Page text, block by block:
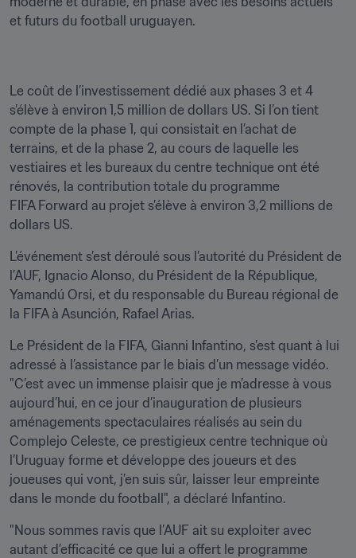
et futurs du football uruguayen.
Le coût de l’investissement dédié aux phases 3 et 4
s’élève à environ 1,5 million de dollars US. Si l’on tient
compte de la phase 1, qui consistait en l’achat de
terrains, et de la phase 2, au cours de laquelle les
vestiaires et les bureaux du centre technique ont été
rénovés, la contribution totale du programme
FIFA Forward au projet s’élève à environ 3,2 millions de
dollars US.
L’événement s’est déroulé sous l’autorité du Président de
l’AUF, Ignacio Alonso, du Président de la République,
Yamandú Orsi, et du responsable du Bureau régional de
la FIFA à Asunción, Rafael Arias.
Le Président de la FIFA, Gianni Infantino, s’est quant à lui
adressé à l’assistance par le biais d’un message vidéo.
"C’est avec un immense plaisir que je m’adresse à vous
aujourd’hui, en ce jour d’inauguration de plusieurs
aménagements spectaculaires réalisés au sein du
Complejo Celeste, ce prestigieux centre technique où
l’Uruguay forme et développe des joueurs et des
joueuses qui vont, j’en suis sûr, laisser leur empreinte
dans le monde du football", a déclaré Infantino.
"Nous sommes ravis que l’AUF ait su exploiter avec
autant d’efficacité ce que lui a offert le programme